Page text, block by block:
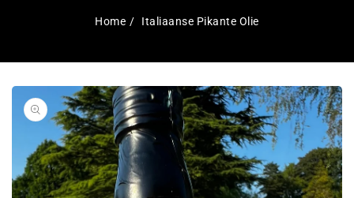
Home Italiaanse Pikante Olie